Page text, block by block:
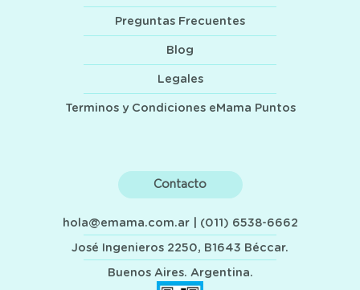
Preguntas Frecuentes
Blog
Legales
Terminos y Condiciones eMama Puntos
Contacto
hola@emama.com.ar| (011) 6538-6662
José Ingenieros 2250, B1643 Béccar.
Buenos Aires. Argentina.